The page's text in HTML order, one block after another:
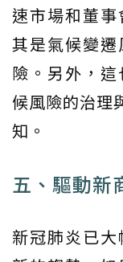
速市場和董
其是氣候變
險。另外，
候風險的治理
知。
五、驅動新
新冠肺炎已